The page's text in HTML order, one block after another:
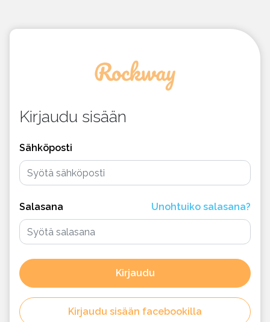
Kirjaudu sisään
Sähköposti
Salasana Unohtuiko salasana?
Kirjaudu
Kirjaudu sisään facebookilla